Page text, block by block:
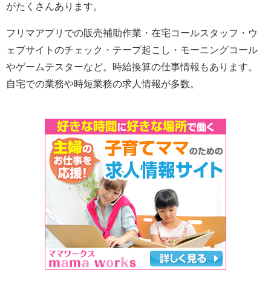
がたくさんあります。
フリマアプリでの販売補助作業・在宅コールスタッフ・ウ
ェブサイトのチェック・テープ起こし・モーニングコール
やゲームテスターなど。時給換算の仕事情報もあります。
自宅での業務や時短業務の求人情報が多数。